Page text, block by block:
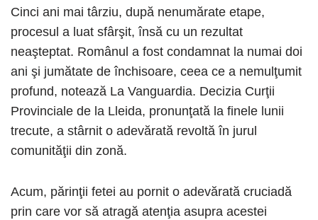
Cinci ani mai târziu, după nenumărate etape,
procesul a luat sfârşit, însă cu un rezultat
neaşteptat. Românul a fost condamnat la numai doi
ani şi jumătate de închisoare, ceea ce a nemulţumit
profund, notează La Vanguardia. Decizia Curţii
Provinciale de la Lleida, pronunţată la finele lunii
trecute, a stârnit o adevărată revoltă în jurul
comunităţii din zonă.
Acum, părinţii fetei au pornit o adevărată cruciadă
prin care vor să atragă atenţia asupra acestei